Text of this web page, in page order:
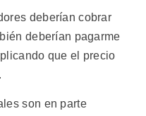
deberían cobrar
deberían pagarme
que el precio
son en parte